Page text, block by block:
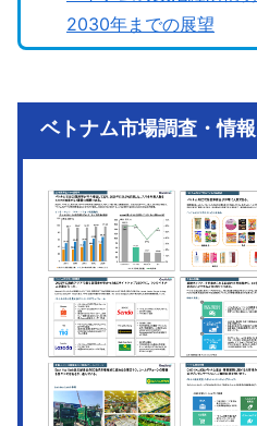
2030年までの展望
ベトナム市場調査・情